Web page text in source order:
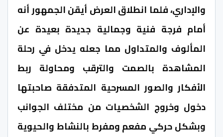
والإداري، فلما انطلاق العرض أيقن الجمهور أنه
أمام فرجة فنية وجمالية جديدة بعيدة عن
المألوف والمتداول مما جعله يدخل في رحلة
المشاهدة بالصمت والترقب ومحاولة ربط
الأفكار والصور المسرحية المتدفقة صاحبتها
دخول وخروج الشخصيات من مختلف الجوانب
وبشكل حركي مفعم ومفرط بالنشاط والحيوية